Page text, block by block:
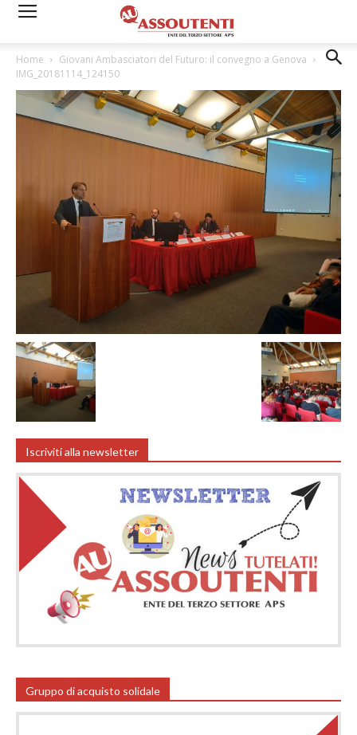
Home
Giovani Ambasciatori del Futuro: il convegno a Genova
IMG_20181114_124150
Iscriviti alla newsletter
Gruppo di acquisto solidale